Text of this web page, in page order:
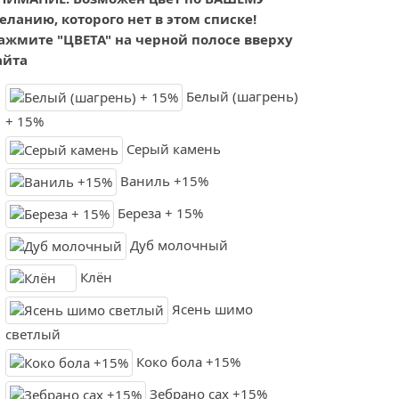
которого нет в этом списке!
"ЦВЕТА" на черной полосе вверху
Белый (шагрень)
+ 15%
Серый камень
Ваниль +15%
Береза + 15%
Дуб молочный
Клён
Ясень шимо
светлый
Коко бола +15%
Зебрано сах +15%